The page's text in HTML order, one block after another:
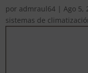
por admraul64 |Ago 5,
sistemas de